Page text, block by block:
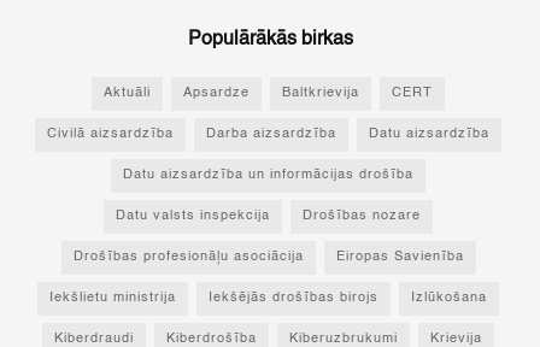
Populārākās birkas
Aktuāli Apsardze Baltkrievija CERT
Civilā aizsardzība Darba aizsardzība Datu aizsardzība
Datu aizsardzība un informācijas drošība
Datu valsts inspekcija Drošības nozare
Drošības profesionāļu asociācija Eiropas Savienība
Iekšlietu ministrija Iekšējās drošības birojs Izlūkošana
Kiberdraudi Kiberdrošība Kiberuzbrukumi Krievija